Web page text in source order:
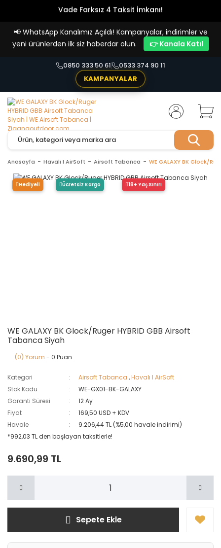
Vade Farksız 4 Taksit İmkanı!
📢 WhatsApp Kanalımız Açıldı! Kampanyalar, indirimler ve
yeni ürünlerden ilk siz haberdar olun.
👉 Kanala Katıl
0850 333 50 61
0533 374 90 11
KAMPANYALAR
Anasayfa Havalı I AirSoft Airsoft Tabanca WE GALAXY BK Glock/
Hediyeli Ücretsiz Kargo 18+ Yaş Sınırı
WE GALAXY BK Glock/Ruger HYBRID GBB Airsoft
Tabanca Siyah
(0) Yorum - 0 Puan
Kategori Airsoft Tabanca ,Havalı I AirSoft
Stok Kodu
WE-GX01-BK-GALAXY
Garanti Süresi
12 Ay
Fiyat
169,50 USD + KDV
Havale
9.206,44 TL (%5,00 havale indirimi)
*992,03 TL den başlayan taksitlerle!
9.690,99 TL
Sepete Ekle